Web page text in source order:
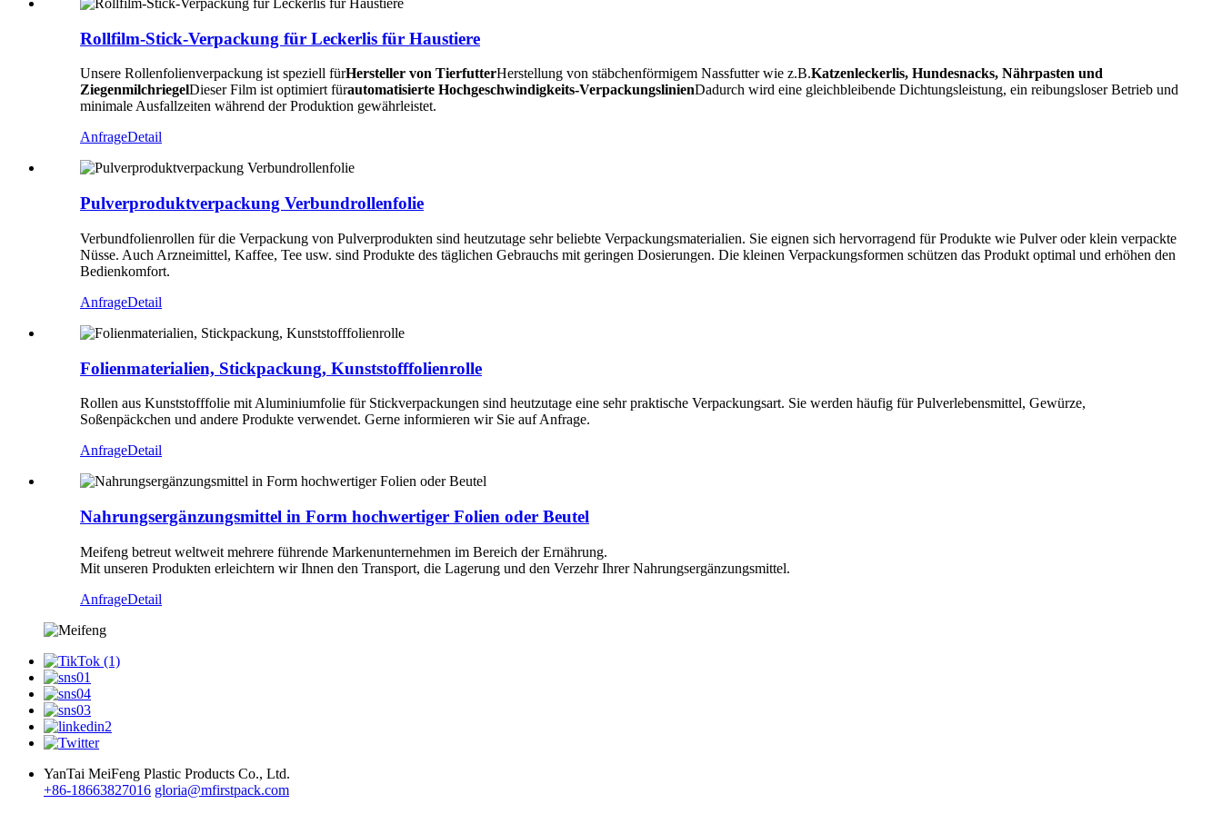
Rollfilm-Stick-Verpackung für Leckerlis für Haustiere
Unsere Rollenfolienverpackung ist speziell fürHersteller von TierfutterHerstellung von stäbchenförmigem Nassfutter wie z.B.Katzenleckerlis, Hundesnacks, Nährpasten und
ZiegenmilchriegelDieser Film ist optimiert fürautomatisierte Hochgeschwindigkeits-VerpackungslinienDadurch wird eine gleichbleibende Dichtungsleistung, ein reibungsloser Betrieb und
minimale Ausfallzeiten während der Produktion gewährleistet.
AnfrageDetail
Pulverproduktverpackung Verbundrollenfolie
Verbundfolienrollen für die Verpackung von Pulverprodukten sind heutzutage sehr beliebte Verpackungsmaterialien. Sie eignen sich hervorragend für Produkte wie Pulver oder klein verpackte
Nüsse. Auch Arzneimittel, Kaffee, Tee usw. sind Produkte des täglichen Gebrauchs mit geringen Dosierungen. Die kleinen Verpackungsformen schützen das Produkt optimal und erhöhen den
Bedienkomfort.
AnfrageDetail
Folienmaterialien, Stickpackung, Kunststofffolienrolle
Rollen aus Kunststofffolie mit Aluminiumfolie für Stickverpackungen sind heutzutage eine sehr praktische Verpackungsart. Sie werden häufig für Pulverlebensmittel, Gewürze,
Soßenpäckchen und andere Produkte verwendet. Gerne informieren wir Sie auf Anfrage.
AnfrageDetail
Nahrungsergänzungsmittel in Form hochwertiger Folien oder Beutel
Meifeng betreut weltweit mehrere führende Markenunternehmen im Bereich der Ernährung.
Mit unseren Produkten erleichtern wir Ihnen den Transport, die Lagerung und den Verzehr Ihrer Nahrungsergänzungsmittel.
AnfrageDetail
YanTai MeiFeng Plastic Products Co., Ltd.
+86-18663827016 gloria@mfirstpack.com